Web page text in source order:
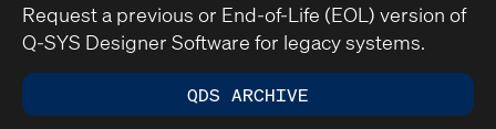
Request a previous or End-of-Life (EOL) version of
Q-SYS Designer Software for legacy systems.
QDS ARCHIVE